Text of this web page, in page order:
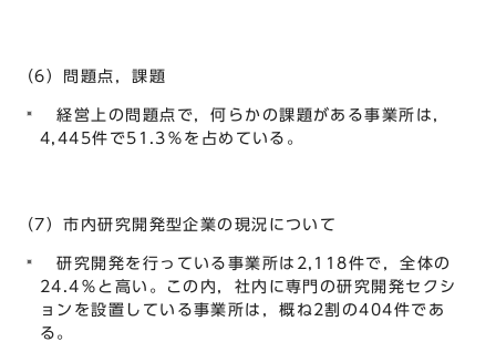
（6）問題点，課題
経営上の問題点で，何らかの課題がある事業所は，
4,445件で51.3％を占めている。
（7）市内研究開発型企業の現況について
研究開発を行っている事業所は2,118件で，全体の
24.4％と高い。この内，社内に専門の研究開発セクシ
ョンを設置している事業所は，概ね2割の404件であ
る。